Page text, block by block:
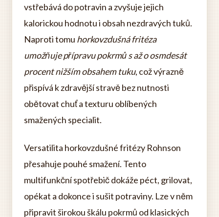
vstřebává do potravin a zvyšuje jejich
kalorickou hodnotu i obsah nezdravých tuků.
Naproti tomu horkovzdušná fritéza
umožňuje přípravu pokrmů s až o osmdesát
procent nižším obsahem tuku, což výrazně
přispívá k zdravější stravě bez nutnosti
obětovat chuť a texturu oblíbených
smažených specialit.
Versatilita horkovzdušné fritézy Rohnson
přesahuje pouhé smažení. Tento
multifunkční spotřebič dokáže péct, grilovat,
opékat a dokonce i sušit potraviny. Lze v něm
připravit širokou škálu pokrmů od klasických